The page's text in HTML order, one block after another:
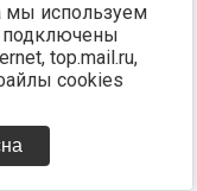
мы используем
подключены
top.mail.ru,
cookies